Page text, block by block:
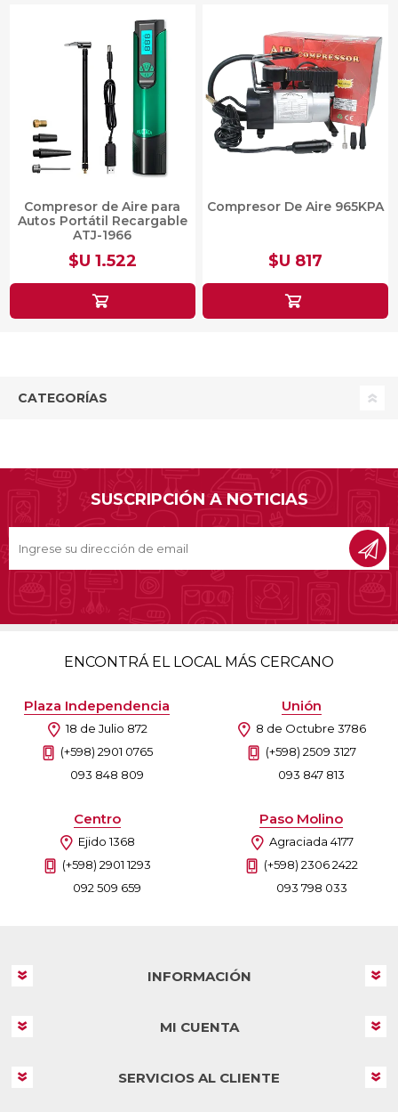
Compresor de Aire para
Autos Portátil Recargable
ATJ-1966
$U 1.522
Compresor De Aire 965KPA
$U 817
CATEGORÍAS
SUSCRIPCIÓN A NOTICIAS
ENCONTRÁ EL LOCAL MÁS CERCANO
Plaza Independencia
18 de Julio 872
(+598) 2901 0765
093 848 809
Unión
8 de Octubre 3786
(+598) 2509 3127
093 847 813
Centro
Ejido 1368
(+598) 2901 1293
092 509 659
Paso Molino
Agraciada 4177
(+598) 2306 2422
093 798 033
INFORMACIÓN
MI CUENTA
SERVICIOS AL CLIENTE